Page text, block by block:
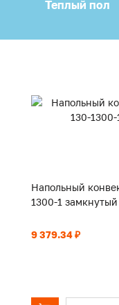
Теплый пол
Напольный
1300-1
9 379.34 ₽